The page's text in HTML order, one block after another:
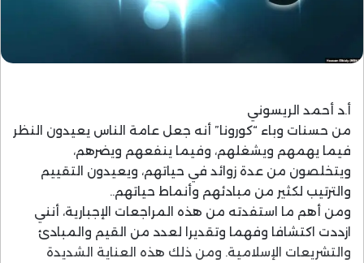
أ.د أحمد الريسوني
من حسنات وباء “كورونا” أنه جعل عامة الناس يعيدون النظر
فيما يهمهم ويشغلهم، وفيما ينفعهم ويضرهم،
ويتخلصون من عدة زوائد في حياتهم، ويعيدون التقييم
والترتيب لكثير من مبادئهم وأنماط حياتهم..
ومن أهم ما استفدته من هذه المراجعات الإجبارية، أنني
ازددت اكتشافا وفهما وتقديرا لعدد من القيم والمبادئ
والتشريعات الإسلامية. ومن ذلك هذه العناية الشديدة